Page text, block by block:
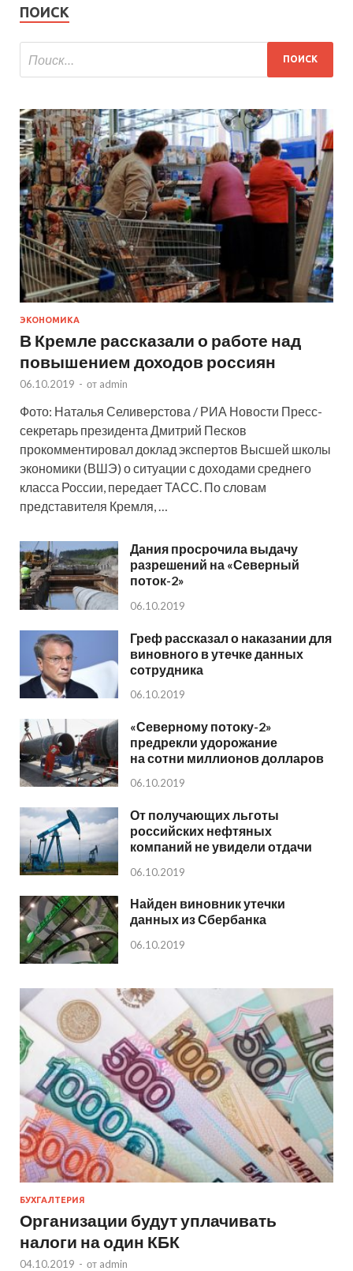
ПОИСК
ЭКОНОМИКА
В Кремле рассказали о работе над
повышением доходов россиян
06.10.2019 - от admin
Фото: Наталья Селиверстова / РИА Новости Пресс-
секретарь президента Дмитрий Песков
прокомментировал доклад экспертов Высшей школы
экономики (ВШЭ) о ситуации с доходами среднего
класса России, передает ТАСС. По словам
представителя Кремля, …
Дания просрочила выдачу
разрешений на «Северный
поток-2»
06.10.2019
Греф рассказал о наказании для
виновного в утечке данных
сотрудника
06.10.2019
«Северному потоку-2»
предрекли удорожание
на сотни миллионов долларов
06.10.2019
От получающих льготы
российских нефтяных
компаний не увидели отдачи
06.10.2019
Найден виновник утечки
данных из Сбербанка
06.10.2019
БУХГАЛТЕРИЯ
Организации будут уплачивать
налоги на один КБК
04.10.2019 - от admin